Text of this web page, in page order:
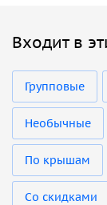
Входит в
Групповые
Необычные
По крышам
Со скидками